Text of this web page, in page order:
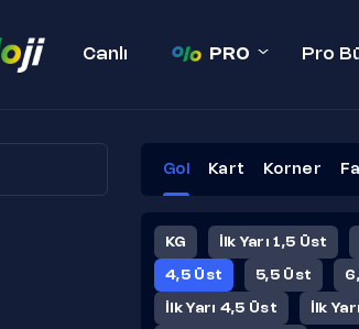
Canlı PRO Pro
Gol Kart Korner
KG İlk Yarı 1,5 Üst
4,5 Üst 5,5 Üst
İlk Yarı 4,5 Üst İlk